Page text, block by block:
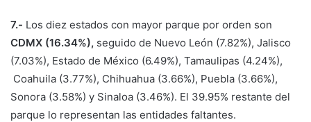
7.- Los diez estados con mayor parque por orden son
CDMX (16.34%), seguido de Nuevo León (7.82%), Jalisco
(7.03%), Estado de México (6.49%), Tamaulipas (4.24%),
Coahuila (3.77%), Chihuahua (3.66%), Puebla (3.66%),
Sonora (3.58%) y Sinaloa (3.46%). El 39.95% restante del
parque lo representan las entidades faltantes.